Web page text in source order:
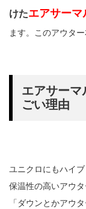
けたエアサーマ
ます。このアウタ
エアサーマ
ごい理由
ユニクロにもハイ
保温性の高いアウ
「ダウンとかアウ